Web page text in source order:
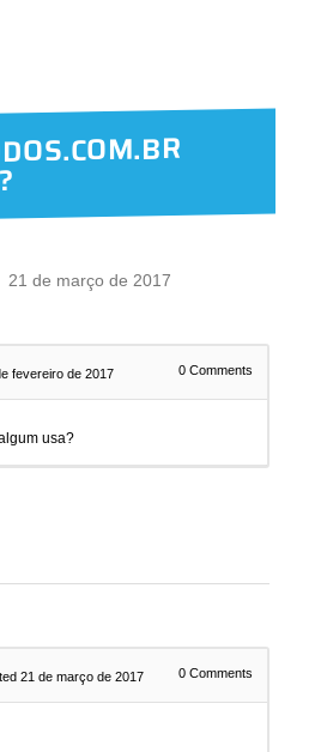
21 de março de 2017
fevereiro de 2017 0 Comments
usa?
21 de março de 2017 0 Comments